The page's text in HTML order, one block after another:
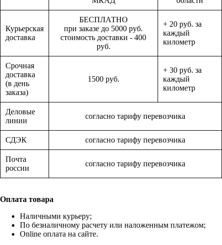
Курьерская
доставка
БЕСПЛАТНО
при заказе до 5000 руб.
стоимость доставки - 400
руб.
+ 20 руб. за
каждый
километр
Срочная
доставка
(в день
заказа)
1500 руб.
+ 30 руб. за
каждый
километр
Деловые
линии
согласно тарифу перевозчика
СДЭК согласно тарифу перевозчика
Почта
россии
согласно тарифу перевозчика
Оплата товара
Наличными курьеру;
По безналичному расчету или наложенным платежом;
Online оплата на сайте.